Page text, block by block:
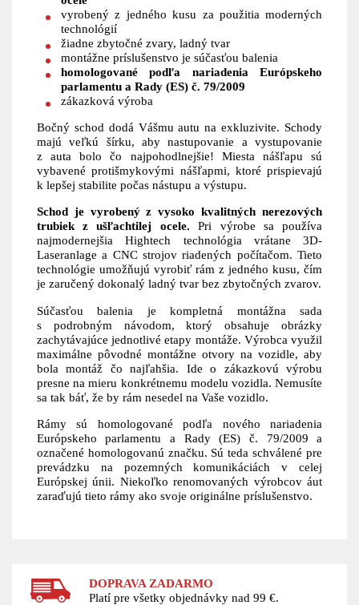
vyrobený z jedného kusu za použitia moderných
technológií
žiadne zbytočné zvary, ladný tvar
montážne príslušenstvo je súčasťou balenia
homologované podľa nariadenia Európskeho
parlamentu a Rady (ES) č. 79/2009
zákazková výroba
Bočný schod dodá Vášmu autu na exkluzivite. Schody
majú veľkú šírku, aby nastupovanie a vystupovanie
z auta bolo čo najpohodlnejšie! Miesta nášľapu sú
vybavené protišmykovými nášľapmi, ktoré prispievajú
k lepšej stabilite počas nástupu a výstupu.
Schod je vyrobený z vysoko kvalitných nerezových
trubiek z ušľachtilej ocele. Pri výrobe sa používa
najmodernejšia Hightech technológia vrátane 3D-
Laseranlage a CNC strojov riadených počítačom. Tieto
technológie umožňujú vyrobiť rám z jedného kusu, čím
je zaručený dokonalý ladný tvar bez zbytočných zvarov.
Súčasťou balenia je kompletná montážna sada
s podrobným návodom, ktorý obsahuje obrázky
zachytávajúce jednotlivé etapy montáže. Výrobca využil
maximálne pôvodné montážne otvory na vozidle, aby
bola montáž čo najľahšia. Ide o zákazkovú výrobu
presne na mieru konkrétnemu modelu vozidla. Nemusíte
sa tak báť, že by rám nesedel na Vaše vozidlo.
Rámy sú homologované podľa nového nariadenia
Európskeho parlamentu a Rady (ES) č. 79/2009 a
označené homologovanú značku. Sú teda schválené pre
prevádzku na pozemných komunikáciách v celej
Európskej únii. Niekoľko renomovaných výrobcov áut
zaraďujú tieto rámy ako svoje originálne príslušenstvo.
DOPRAVA ZADARMO
Platí pre všetky objednávky nad 99 €.